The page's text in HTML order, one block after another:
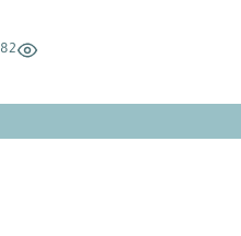
82 مشاهدة